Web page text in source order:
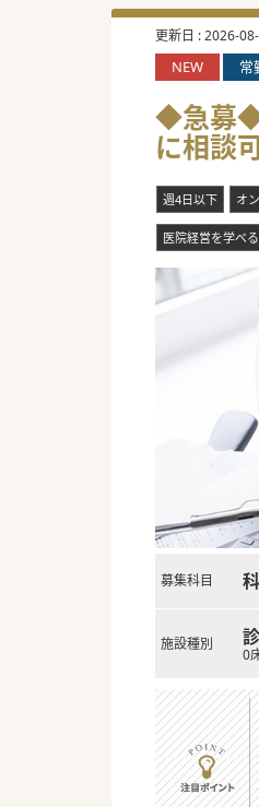
更新日 :2026-
NEW 常
◆急募◆
に相談
週4日以下 オ
医院経営を学べる
募集科目
施設種別
0